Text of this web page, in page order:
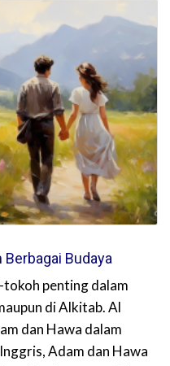
Budaya
penting dalam
di Alkitab. Al
dan Hawa dalam
Adam dan Hawa